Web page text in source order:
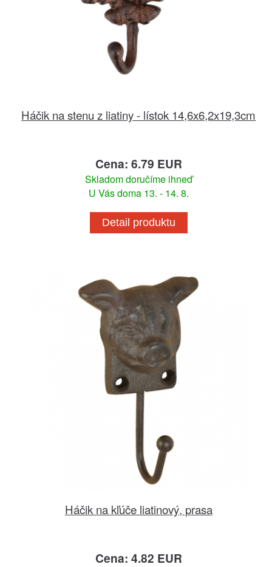
Háčik na stenu z liatiny - lístok 14,6x6,2x19,3cm
Cena: 6.79 EUR
Skladom doručíme ihneď
U Vás doma 13. - 14. 8.
Detail produktu
Háčik na kľúče liatinový, prasa
Cena: 4.82 EUR